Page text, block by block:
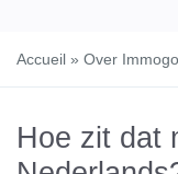
Accueil » Over Immogo
Hoe zit dat